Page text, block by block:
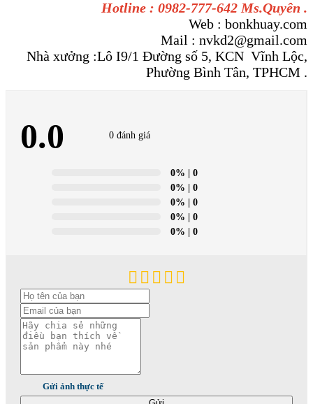
Hotline : 0982-777-642 Ms.Quyên .
Web : bonkhuay.com
Mail : nvkd2@gmail.com
Nhà xưởng :Lô I9/1 Đường số 5, KCN Vĩnh Lộc,
Phường Bình Tân, TPHCM .
0.0 0 đánh giá
0% | 0
0% | 0
0% | 0
0% | 0
0% | 0
Gửi ảnh thực tế